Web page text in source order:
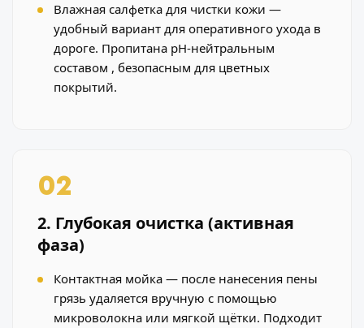
Влажная салфетка для чистки кожи —
удобный вариант для оперативного ухода в
дороге. Пропитана pH-нейтральным
составом , безопасным для цветных
покрытий.
02
2. Глубокая очистка (активная
фаза)
Контактная мойка — после нанесения пены
грязь удаляется вручную с помощью
микроволокна или мягкой щётки. Подходит